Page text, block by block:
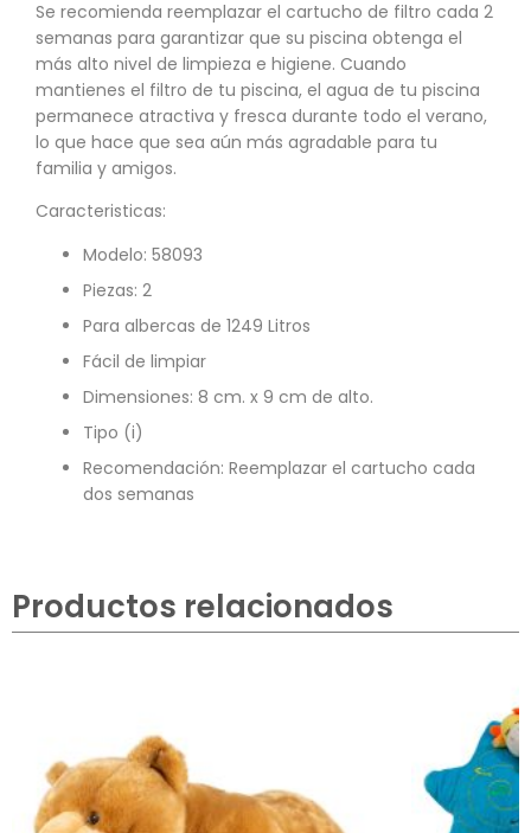
Se recomienda reemplazar el cartucho de filtro cada 2
semanas para garantizar que su piscina obtenga el
más alto nivel de limpieza e higiene. Cuando
mantienes el filtro de tu piscina, el agua de tu piscina
permanece atractiva y fresca durante todo el verano,
lo que hace que sea aún más agradable para tu
familia y amigos.
Caracteristicas:
Modelo: 58093
Piezas: 2
Para albercas de 1249 Litros
Fácil de limpiar
Dimensiones: 8 cm. x 9 cm de alto.
Tipo (i)
Recomendación: Reemplazar el cartucho cada
dos semanas
Productos relacionados